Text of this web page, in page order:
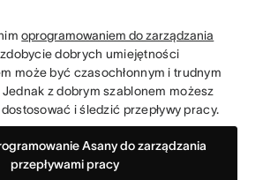
oprogramowaniem do zarządzania
dobrych umiejętności
może być czasochłonnym i trudnym
z dobrym szablonem możesz
i śledzić przepływy pracy.
Asany do zarządzania
przepływami pracy